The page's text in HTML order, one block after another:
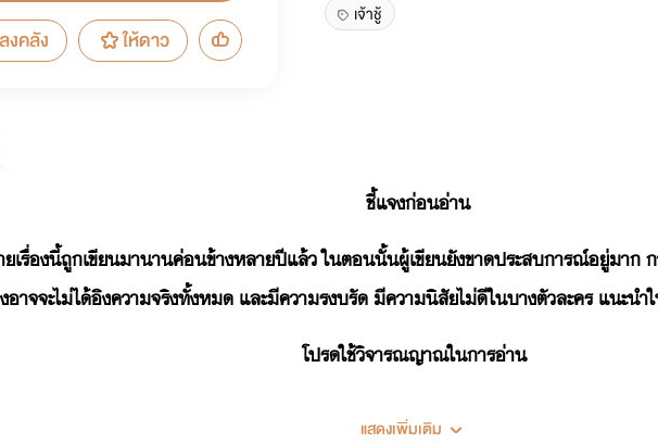
งคลัง
ให้ดาว
เจ้าชู้
ชี้แจงก่อนอ่าน
ยเรื่องนี้ถูกเขียนมานานค่อนข้างหลายปีแล้ว ในตอนนั้นผู้เขียนยังขาดประสบการณ์อยู่มาก
อาจจะไม่ได้อิงความจริงทั้งหมด และมีความรงบรัด มีความนิสัยไม่ดีในบางตัวละคร แนะน
โปรดใช้วิจารณญาณในการอ่าน
____________________
แสดงเพิ่มเติม